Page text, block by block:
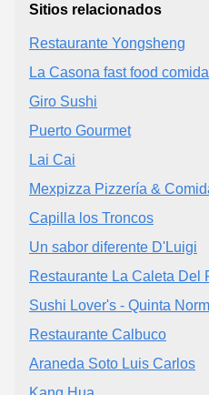
Sitios relacionados
Restaurante Yongsheng
La Casona fast food
Giro Sushi
Puerto Gourmet
Lai Cai
Mexpizza Pizzería &
Capilla los Troncos
Un sabor diferente D'Luigi
Restaurante La Caleta Del
Sushi Lover's - Quinta
Restaurante Calbuco
Araneda Soto Luis Carlos